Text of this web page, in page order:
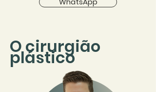
O cirurgião
plástico